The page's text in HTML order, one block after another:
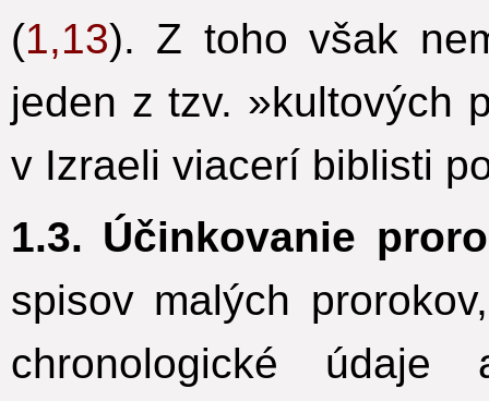
(1,13). Z toho však
jeden z tzv. »kultových
v Izraeli viacerí biblisti
1.3. Účinkovanie
spisov malých
chronologické údaje